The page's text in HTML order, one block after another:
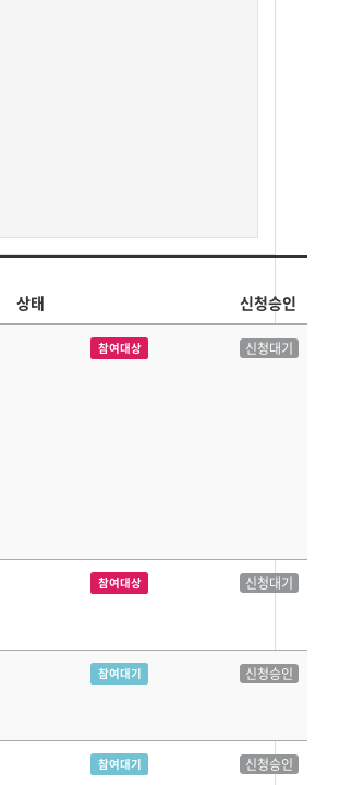
상태
신청승인
참여대상 신청대기
참여대상 신청대기
참여대기 신청승인
참여대기 신청승인